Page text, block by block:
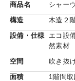
商品名
シャー
構造
木造２
設備・仕様
エコ設
然素材
空間
吹き抜
面積
1階間取